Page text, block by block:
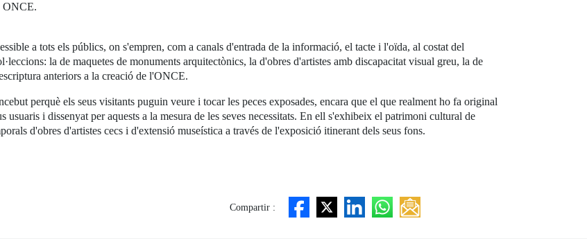
ONCE.
a tots els públics, on s'empren, com a canals d'entrada de la informació, el tacte i l'oïda, al costat del
la de maquetes de monuments arquitectònics, la d'obres d'artistes amb discapacitat visual greu, la de
anteriors a la creació de l'ONCE.
perquè els seus visitants puguin veure i tocar les peces exposades, encara que el que realment ho fa original
usuaris i dissenyat per aquests a la mesura de les seves necessitats. En ell s'exhibeix el patrimoni cultural de
d'obres d'artistes cecs i d'extensió museística a través de l'exposició itinerant dels seus fons.
Compartir :